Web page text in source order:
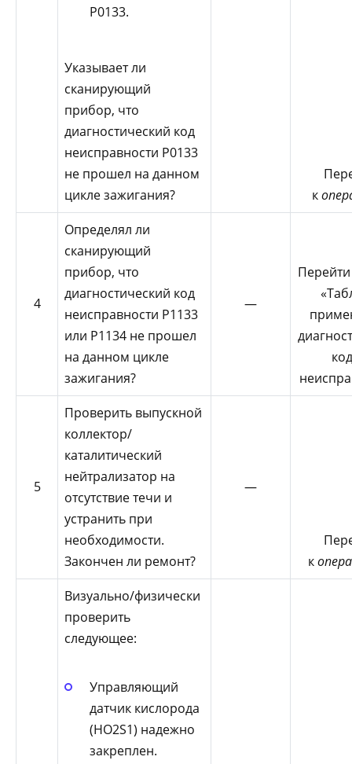
Р0133.
Указывает ли
сканирующий
прибор, что
диагностический код
неисправности Р0133
не прошел на данном
цикле зажигания?
к
4
Определял ли
сканирующий
прибор, что
диагностический код
неисправности Р1133
или Р1134 не прошел
на данном цикле
зажигания?
—
5
Проверить выпускной
коллектор/
каталитический
нейтрализатор на
отсутствие течи и
устранить при
необходимости.
Закончен ли ремонт?
—
к
Визуально/физически
проверить
следующее:
Управляющий
датчик кислорода
(HO2S1) надежно
закреплен.